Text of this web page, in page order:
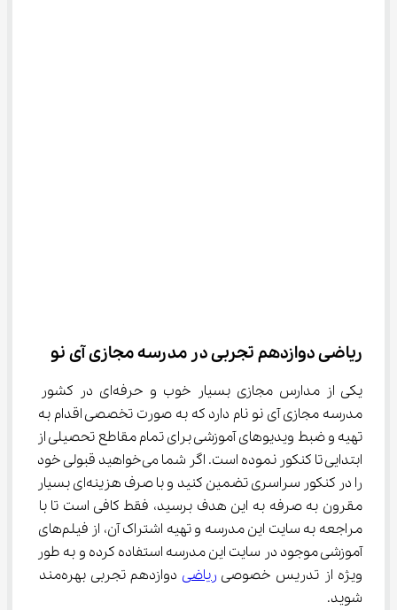
ریاضی دوازدهم تجربی در مدرسه مجازی آی نو
یکی از مدارس مجازی بسیار خوب و حرفه‌ای در کشور
مدرسه مجازی آی نو نام دارد که به صورت تخصصی اقدام به
تهیه و ضبط ویدیوهای آموزشی برای تمام مقاطع تحصیلی از
ابتدایی تا کنکور نموده است. اگر شما می‌خواهید قبولی خود
را در کنکور سراسری تضمین کنید و با صرف هزینه‌ای بسیار
مقرون به صرفه به این هدف برسید، فقط کافی است تا با
مراجعه به سایت این مدرسه و تهیه اشتراک آن، از فیلم‌های
آموزشی موجود در سایت این مدرسه استفاده کرده و به طور
ویژه از تدریس خصوصی ریاضی
دوازدهم تجربی بهره‌مند
شوید.